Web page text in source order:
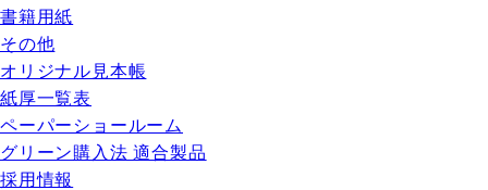
書籍用紙
その他
オリジナル見本帳
紙厚一覧表
ペーパーショールーム
グリーン購入法 適合製品
採用情報